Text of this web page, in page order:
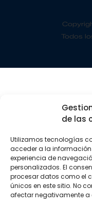
de las
Utilizamos tecnologías
acceder a la
experiencia de
personalizados. El
procesar datos como el
únicos en este sitio. No
afectar negativamente
Todos